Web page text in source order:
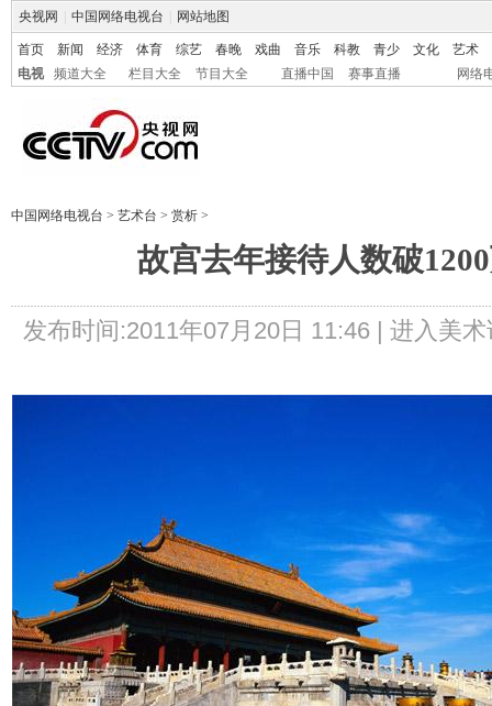
央视网 中国网络电视台 网站地图
首页 新闻 经济 体育 综艺 春晚 戏曲 音乐 科教 青少 文化
艺术
电视
频道大全 栏目大全 节目大全 直播中国 赛事直播 网络
中国网络电视台 > 艺术台 > 赏析 >
故宫去年接待人数破
发布时间:2011年07月20日 11:46 | 进入美术